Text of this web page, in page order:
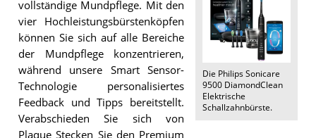
Die Philips Sonicare
9500 DiamondClean
Elektrische
Schallzahnbürste.
vollständige Mundpflege. Mit den
vier Hochleistungsbürstenköpfen
können Sie sich auf alle Bereiche
der Mundpflege konzentrieren,
während unsere Smart Sensor-
Technologie personalisiertes
Feedback und Tipps bereitstellt.
Verabschieden Sie sich von
Plaque Stecken Sie den Premium